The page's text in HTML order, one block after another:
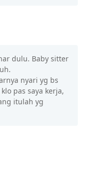
dulu. Baby sitter
nyari yg bs
pas saya kerja,
itulah yg